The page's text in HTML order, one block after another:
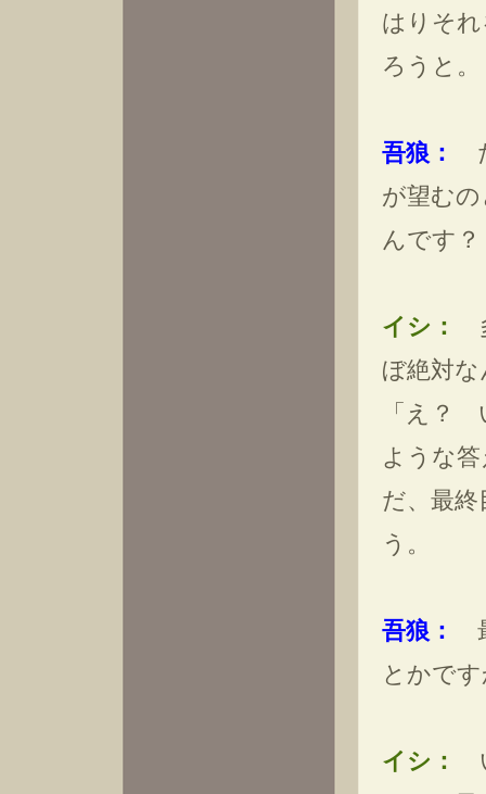
はりそ
ろうと。
吾狼：
が望む
んです？
イシ：
ぼ絶対
「え？
ような
だ、最
う。
吾狼：
とかで
イシ：